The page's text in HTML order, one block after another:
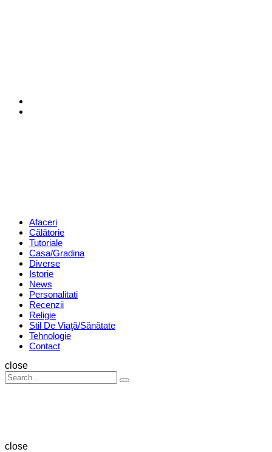
Menu Afaceri
Călătorie
Tutoriale
Casa/Gradina
Diverse
Istorie
News
Personalitati
Recenzii
Religie
Stil De Viaţă/Sănătate
Tehnologie
Contact
Search
close
Search
for:
Search
close